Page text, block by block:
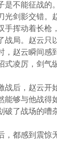
是不能征战的
光剑影交错。
手挥动着长枪
战局。赵云只
，赵云瞬间感
式凌厉，剑气
战后，赵云开
够与他战得
破了战场的嘈
都感到震惊